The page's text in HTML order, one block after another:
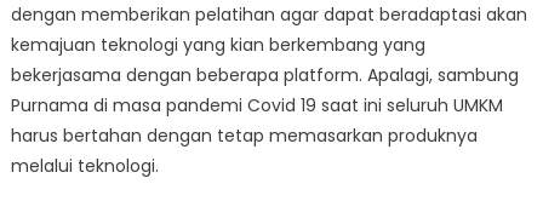
dengan memberikan pelatihan agar dapat beradaptasi akan
kemajuan teknologi yang kian berkembang yang
bekerjasama dengan beberapa platform. Apalagi, sambung
Purnama di masa pandemi Covid 19 saat ini seluruh UMKM
harus bertahan dengan tetap memasarkan produknya
melalui teknologi.